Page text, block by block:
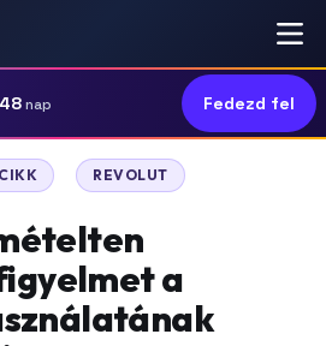
48nap Fedezd fel
| REVOLUT
a